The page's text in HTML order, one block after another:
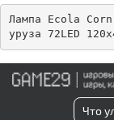
Лампа Ecola Corn
уруза 72LED
Что